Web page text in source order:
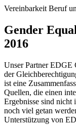
Vereinbarkeit Beruf
Gender
2016
Unser Partner EDGE
der
ist eine
Quellen, die einen
Ergebnisse sind nicht
noch viel getan
Unterstützung von